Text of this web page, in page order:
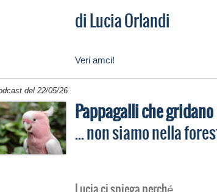
di Lucia Orlandi
Veri amci!
del 22/05/26
Pappagalli che gridano
... non siamo nella